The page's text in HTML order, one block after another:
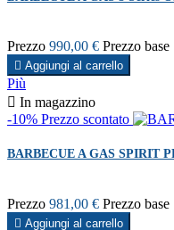
Prezzo 990,00 € Prezzo base
 Aggiungi al carrello
Più
 In magazzino
-10% Prezzo scontato
BARBECUE A GAS SPIRIT
Prezzo 981,00 € Prezzo base
 Aggiungi al carrello